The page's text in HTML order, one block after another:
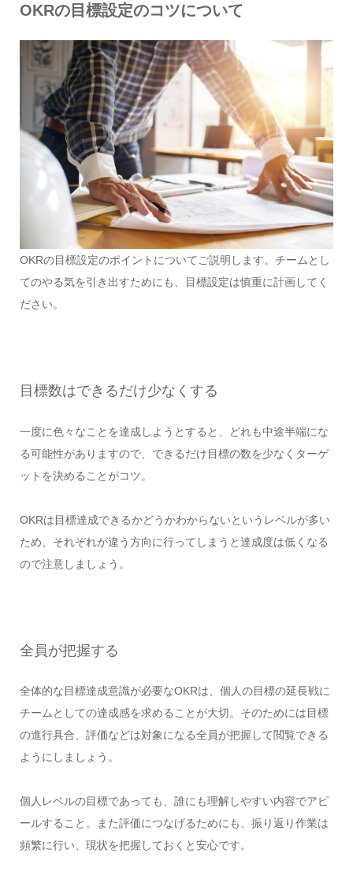
OKRの目標設定のコツについて
OKRの目標設定のポイントについてご説明します。チームとし
てのやる気を引き出すためにも、目標設定は慎重に計画してく
ださい。
目標数はできるだけ少なくする
一度に色々なことを達成しようとすると、どれも中途半端にな
る可能性がありますので、できるだけ目標の数を少なくターゲ
ットを決めることがコツ。
OKRは目標達成できるかどうかわからないというレベルが多い
ため、それぞれが違う方向に行ってしまうと達成度は低くなる
ので注意しましょう。
全員が把握する
全体的な目標達成意識が必要なOKRは、個人の目標の延長戦に
チームとしての達成感を求めることが大切。そのためには目標
の進行具合、評価などは対象になる全員が把握して閲覧できる
ようにしましょう。
個人レベルの目標であっても、誰にも理解しやすい内容でアピ
ールすること。また評価につなげるためにも、振り返り作業は
頻繁に行い、現状を把握しておくと安心です。